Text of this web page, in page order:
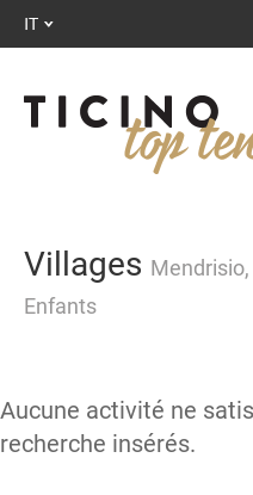
IT
Villages
Enfants
Aucune activité ne
recherche insérés.